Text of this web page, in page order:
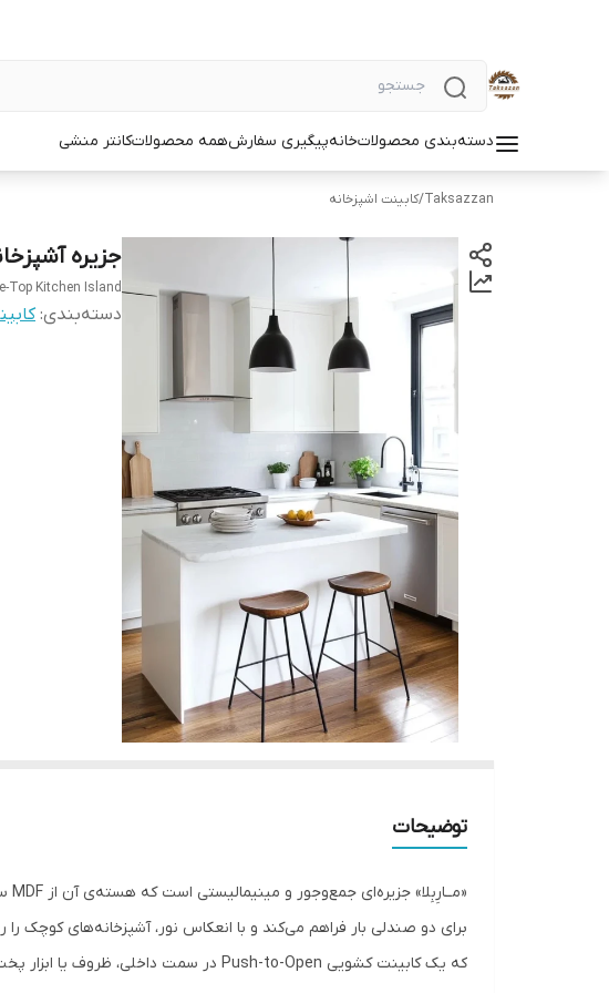
دسته‌بندی محصولاتخانهپیگیری سفارشهمه محصولاتکانتر منشی
Taksazzan
/کابینت اشپزخانه
جزیره
Top Kitchen Island
دسته‌بندی:
توضیحات
برای دو صندلی بار فراهم می‌کند و با انعکاس نور، آشپزخانه‌های کوچک